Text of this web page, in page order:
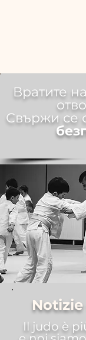
Вратите на
Свържи се
Il judo è